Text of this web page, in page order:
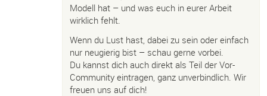
Modell hat – und was euch in eurer Arbeit
wirklich fehlt.
Wenn du Lust hast, dabei zu sein oder einfach
nur neugierig bist – schau gerne vorbei.
Du kannst dich auch direkt als Teil der Vor-
Community eintragen, ganz unverbindlich. Wir
freuen uns auf dich!